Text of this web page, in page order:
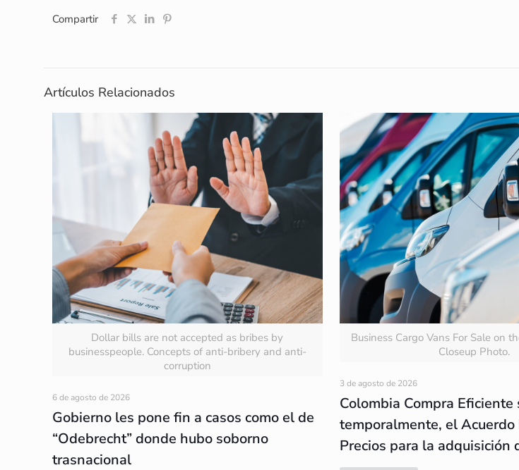
Compartir
Artículos Relacionados
Dollar bills are not accepted as bribes by
businesspeople. Concepts of anti-bribery and anti-
corruption
6 de agosto de 2026
Gobierno les pone fin a casos como el de
“Odebrecht” donde hubo soborno
trasnacional
Business Cargo Vans For Sale on
Closeup Photo.
3 de agosto de 2026
Colombia Compra Eficiente
temporalmente, el Acuerdo
Precios para la adquisición